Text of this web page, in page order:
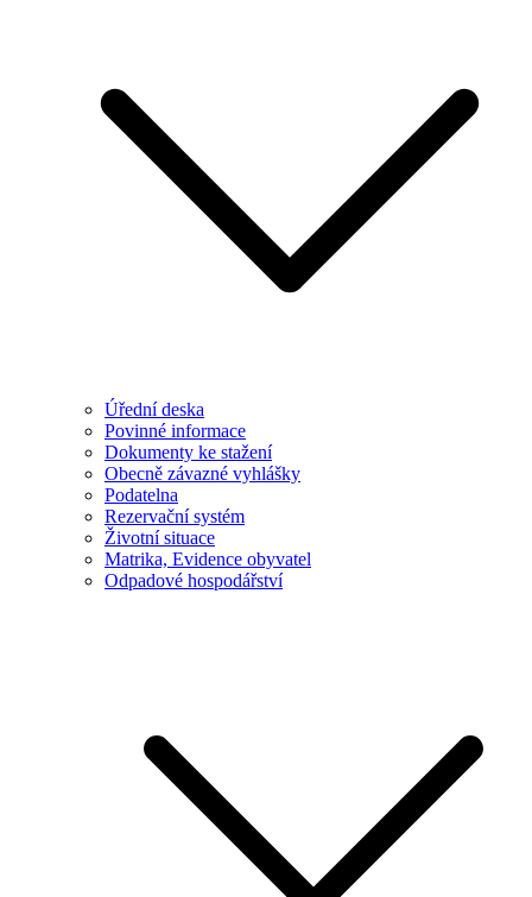
Úřední deska
Povinné informace
Dokumenty ke stažení
Obecně závazné vyhlášky
Podatelna
Rezervační systém
Životní situace
Matrika, Evidence obyvatel
Odpadové hospodářství